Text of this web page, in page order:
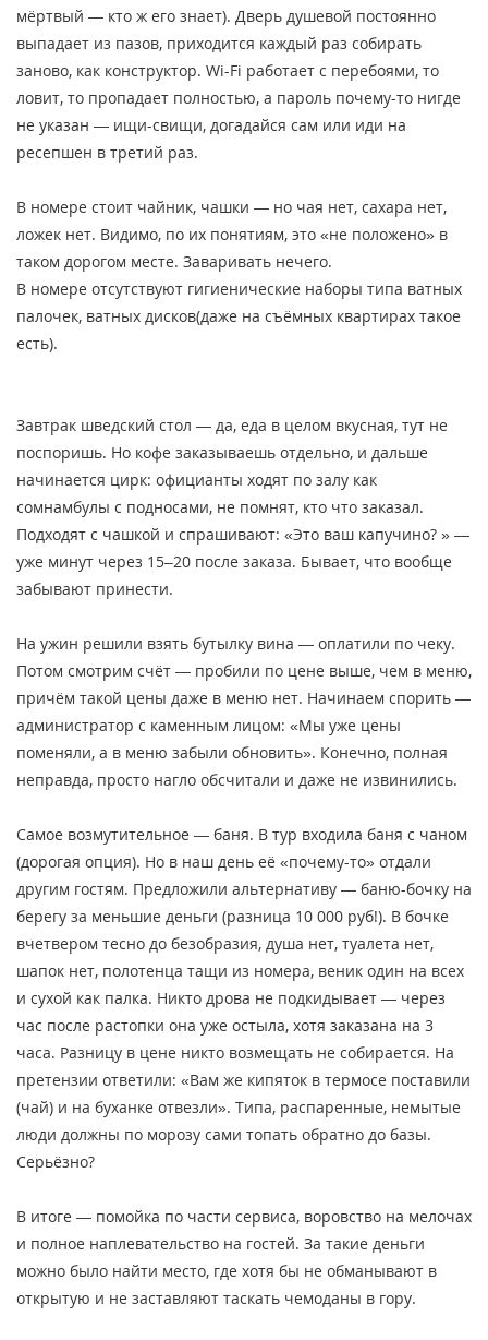
мёртвый — кто ж его знает). Дверь душевой постоянно
выпадает из пазов, приходится каждый раз собирать
заново, как конструктор. Wi-Fi работает с перебоями, то
ловит, то пропадает полностью, а пароль почему-то нигде
не указан — ищи-свищи, догадайся сам или иди на
ресепшен в третий раз.
В номере стоит чайник, чашки — но чая нет, сахара нет,
ложек нет. Видимо, по их понятиям, это «не положено» в
таком дорогом месте. Заваривать нечего.
В номере отсутствуют гигиенические наборы типа ватных
палочек, ватных дисков(даже на съёмных квартирах такое
есть).
Завтрак шведский стол — да, еда в целом вкусная, тут не
поспоришь. Но кофе заказываешь отдельно, и дальше
начинается цирк: официанты ходят по залу как
сомнамбулы с подносами, не помнят, кто что заказал.
Подходят с чашкой и спрашивают: «Это ваш капучино? » —
уже минут через 15–20 после заказа. Бывает, что вообще
забывают принести.
На ужин решили взять бутылку вина — оплатили по чеку.
Потом смотрим счёт — пробили по цене выше, чем в меню,
причём такой цены даже в меню нет. Начинаем спорить —
администратор с каменным лицом: «Мы уже цены
поменяли, а в меню забыли обновить». Конечно, полная
неправда, просто нагло обсчитали и даже не извинились.
Самое возмутительное — баня. В тур входила баня с чаном
(дорогая опция). Но в наш день её «почему-то» отдали
другим гостям. Предложили альтернативу — баню-бочку на
берегу за меньшие деньги (разница 10 000 руб!). В бочке
вчетвером тесно до безобразия, душа нет, туалета нет,
шапок нет, полотенца тащи из номера, веник один на всех
и сухой как палка. Никто дрова не подкидывает — через
час после растопки она уже остыла, хотя заказана на 3
часа. Разницу в цене никто возмещать не собирается. На
претензии ответили: «Вам же кипяток в термосе поставили
(чай) и на буханке отвезли». Типа, распаренные, немытые
люди должны по морозу сами топать обратно до базы.
Серьёзно?
В итоге — помойка по части сервиса, воровство на мелочах
и полное наплевательство на гостей. За такие деньги
можно было найти место, где хотя бы не обманывают в
открытую и не заставляют таскать чемоданы в гору.